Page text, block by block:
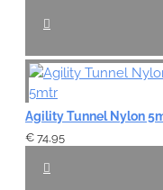
Agility Tunnel Nylon
€ 74,95